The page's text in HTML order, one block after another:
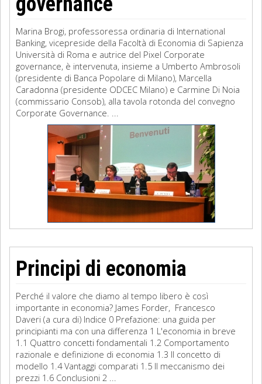
Marina Brogi, professoressa ordinaria di International
Banking, vicepreside della Facoltà di Economia di Sapienza
Università di Roma e autrice del Pixel Corporate
governance, è intervenuta, insieme a Umberto Ambrosoli
(presidente di Banca Popolare di Milano), Marcella
Caradonna (presidente ODCEC Milano) e Carmine Di Noia
(commissario Consob), alla tavola rotonda del convegno
Corporate Governance. ...
Principi di economia
Perché il valore che diamo al tempo libero è così
importante in economia? James Forder, Francesco
Daveri (a cura di) Indice 0 Prefazione: una guida per
principianti ma con una differenza 1 L'economia in breve
1.1 Quattro concetti fondamentali 1.2 Comportamento
razionale e definizione di economia 1.3 Il concetto di
modello 1.4 Vantaggi comparati 1.5 Il meccanismo dei
prezzi 1.6 Conclusioni 2 ...